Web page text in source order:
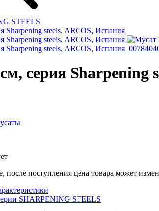
STEELS
серия Sharpening
поступления цена товара может
SHARPENING STEELS